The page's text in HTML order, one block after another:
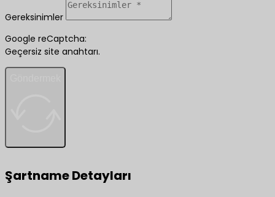
Gereksinimler
Google reCaptcha:
Geçersiz site anahtarı.
Şartname Detayları